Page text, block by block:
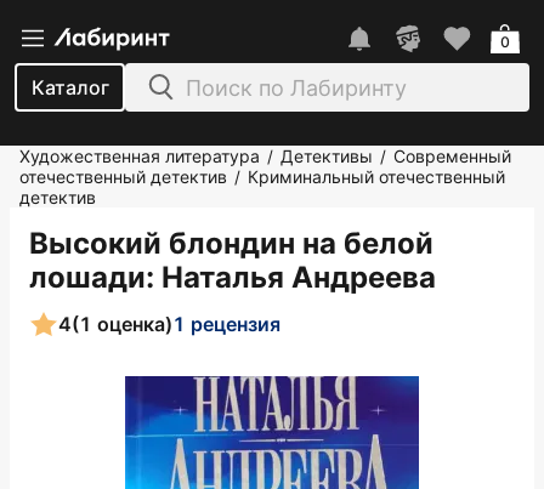
Каталог
0
Художественная литература / Детективы / Современный
отечественный детектив / Криминальный отечественный
детектив
Высокий блондин на белой
лошади: Наталья Андреева
4(1 оценка)1 рецензия